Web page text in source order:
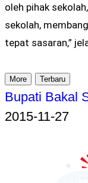
oleh pihak
sekolah,
tepat sasaran,”
More Terbaru
Bupati Bakal
2015-11-27